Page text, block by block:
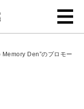
Den”のプロモー